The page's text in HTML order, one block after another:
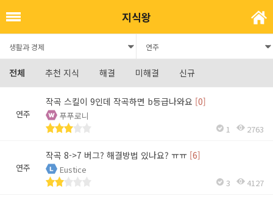
지식왕
전체 추천 지식 해결 미해결 신규
연주
작곡 스킬이 9인데 작곡하면 b등급나와요 [0]
푸푸로니
1
2763
연주
작곡 8->7 버그? 해결방법 있나요? ㅠㅠ [6]
Eustice
3
4127